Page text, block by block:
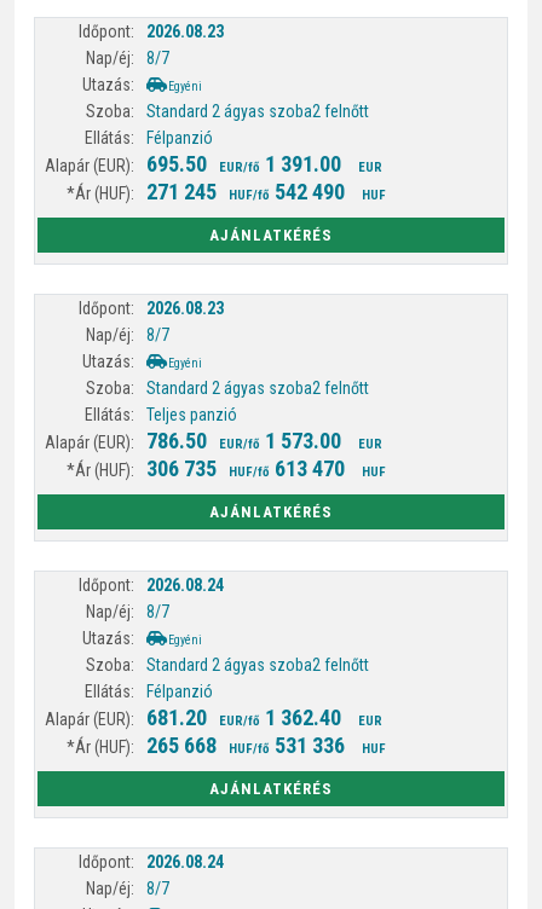
2026.08.23
8/7
Egyéni
Standard 2 ágyas szoba2 felnőtt
Félpanzió
695.50 EUR/fő 1 391.00 EUR
271 245 HUF/fő 542 490 HUF
AJÁNLATKÉRÉS
2026.08.23
8/7
Egyéni
Standard 2 ágyas szoba2 felnőtt
Teljes panzió
786.50 EUR/fő 1 573.00 EUR
306 735 HUF/fő 613 470 HUF
AJÁNLATKÉRÉS
2026.08.24
8/7
Egyéni
Standard 2 ágyas szoba2 felnőtt
Félpanzió
681.20 EUR/fő 1 362.40 EUR
265 668 HUF/fő 531 336 HUF
AJÁNLATKÉRÉS
2026.08.24
8/7